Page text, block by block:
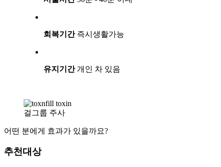
회복기간 즉시생활가능
유지기간 개인 차 있음
걸그룹 주사
어떤 분에게 효과가 있을까요?
추천대상